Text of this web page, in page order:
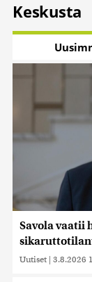
Keskusta
Savola
Uutiset | 3.8.2026